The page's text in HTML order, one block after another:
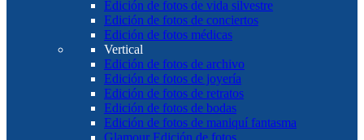
Edición de fotos de vida silvestre
Edición de fotos de conciertos
Edición de fotos médicas
Vertical
Edición de fotos de archivo
Edición de fotos de joyería
Edición de fotos de retratos
Edición de fotos de bodas
Edición de fotos de maniquí fantasma
Glamour Edición de fotos